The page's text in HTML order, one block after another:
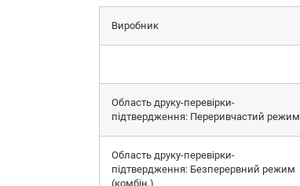
Виробник
Область друку-перевірки-
підтвердження: Переривчастий режим
Область друку-перевірки-
підтвердження: Безперервний режим
(комбін.)